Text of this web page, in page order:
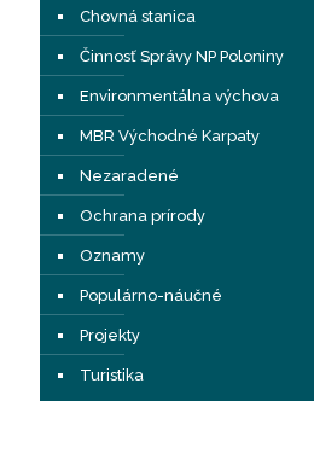
Chovná stanica
Činnosť Správy NP Poloniny
Environmentálna výchova
MBR Východné Karpaty
Nezaradené
Ochrana prírody
Oznamy
Populárno-náučné
Projekty
Turistika